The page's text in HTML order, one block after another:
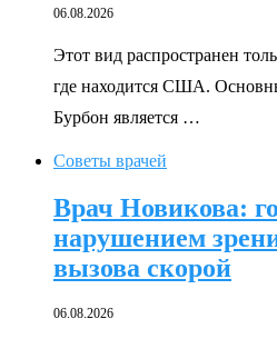
06.08.2026
Этот вид распространен
где находится США.
Бурбон является …
Советы врачей
Врач Новикова:
нарушением
вызова скорой
06.08.2026